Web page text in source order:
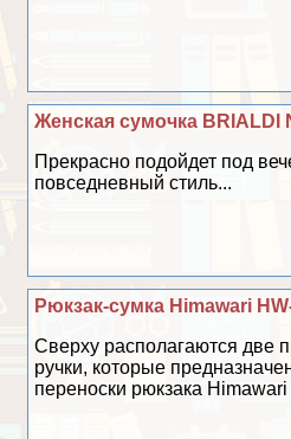
Женская сумочка BRIALDI
Прекрасно подойдет под
повседневный стиль...
Рюкзак-сумка Himawari
Сверху располагаются две
ручки, которые
переноски рюкзака Himawari